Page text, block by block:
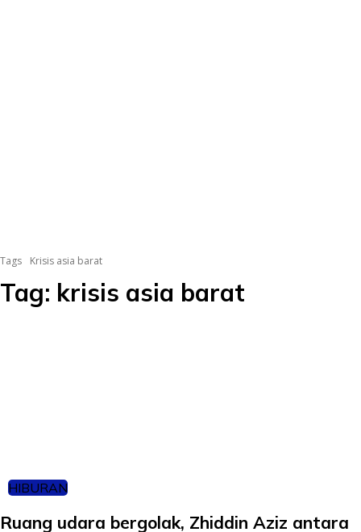
Tags Krisis asia barat
Tag: krisis asia barat
HIBURAN
Ruang udara bergolak, Zhiddin Aziz antara